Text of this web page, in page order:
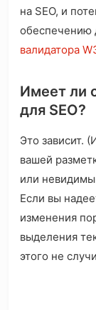
на SEO, и
обеспечению
валидатора
Имеет ли
для SEO?
Это зависит.
вашей
или
Если вы
изменения
выделения
этого не